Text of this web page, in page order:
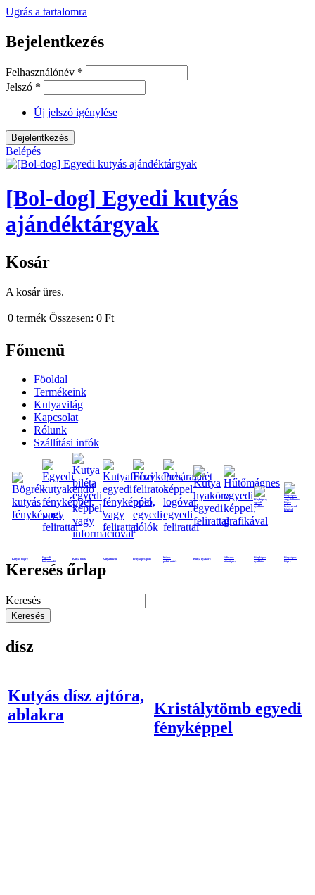
Ugrás a tartalomra
Bejelentkezés
Felhasználónév *
Jelszó *
Új jelszó igénylése
Belépés
[Bol-dog] Egyedi kutyás
ajándéktárgyak
Kosár
A kosár üres.
0 termék Összesen: 0 Ft
Főmenü
Föoldal
Termékeink
Kutyavilág
Kapcsolat
Rólunk
Szállítási infók
Kutyás bögre
Egyedi
kutyakendő
Kutya biléta Kutya frizbi Fényképes póló
Képes
poháralátét
Kutya nyakörv
Feliratos
hűtmágnes
Fényképes
nyaklánc
Fényképes
bögre
Keresés űrlap
Keresés
dísz
Kutyás dísz ajtóra,
ablakra
Kristálytömb egyedi
fényképpel